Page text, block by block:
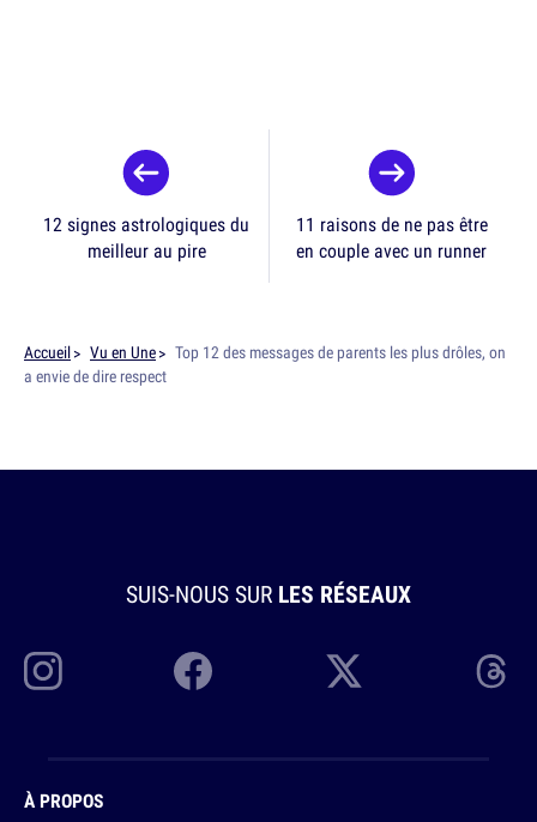
12 signes astrologiques du
meilleur au pire
11 raisons de ne pas être
en couple avec un runner
Accueil Vu en Une
Top 12 des messages de parents les plus drôles, on
a envie de dire respect
SUIS-NOUS SUR LES RÉSEAUX
À PROPOS